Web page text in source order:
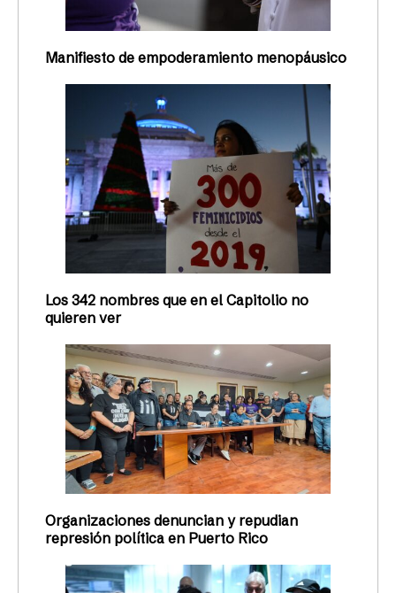
Manifiesto de empoderamiento menopáusico
Los 342 nombres que en el Capitolio no
quieren ver
Organizaciones denuncian y repudian
represión política en Puerto Rico